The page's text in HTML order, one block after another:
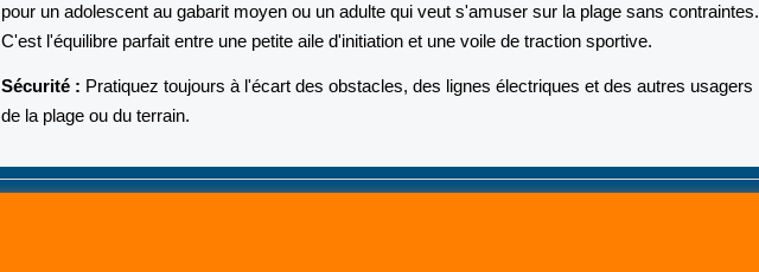
pour un adolescent au gabarit moyen ou un adulte qui veut s'amuser sur la plage sans contraintes.
C'est l'équilibre parfait entre une petite aile d'initiation et une voile de traction sportive.
Sécurité : Pratiquez toujours à l'écart des obstacles, des lignes électriques et des autres usagers
de la plage ou du terrain.